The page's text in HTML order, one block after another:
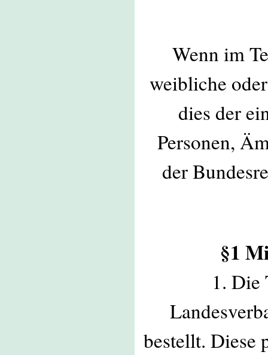
Wenn im
weibliche
dies der
Personen,
der
§1
1. Die
bestellt. Diese